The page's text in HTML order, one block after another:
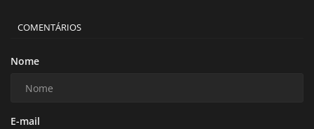
COMENTÁRIOS
Nome
E-mail